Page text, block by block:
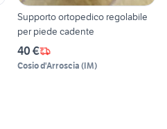
Supporto ortopedico regolabile
per piede cadente
40 €
Cosio d'Arroscia (IM)